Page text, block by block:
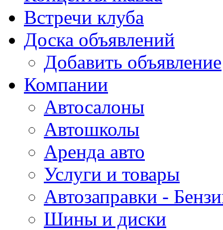
Встречи клуба
Доска объявлений
Добавить объявление
Компании
Автосалоны
Автошколы
Аренда авто
Услуги и товары
Автозаправки -
Шины и диски